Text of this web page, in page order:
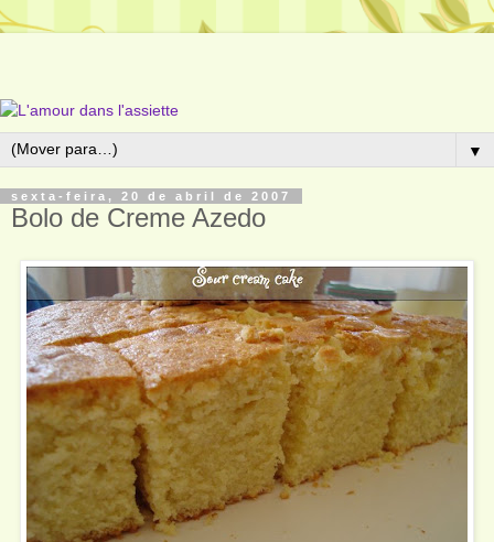
▼
sexta-feira, 20 de abril de 2007
Bolo de Creme Azedo